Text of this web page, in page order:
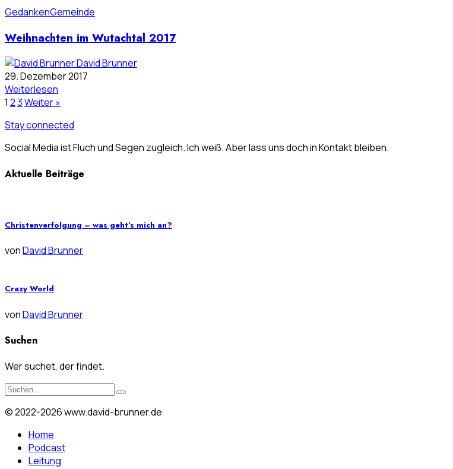
GedankenGemeinde
Weihnachten im Wutachtal 2017
David Brunner
29. Dezember 2017
Weiterlesen
1 23Weiter »
Stay connected
Social Media ist Fluch und Segen zugleich. Ich weiß. Aber lass uns doch in Kontakt bleiben.
Aktuelle Beiträge
Christenverfolgung – was geht’s mich an?
vonDavid Brunner
Crazy World
vonDavid Brunner
Suchen
Wer suchet, der findet.
© 2022-2026 www.david-brunner.de
Home
Podcast
Leitung